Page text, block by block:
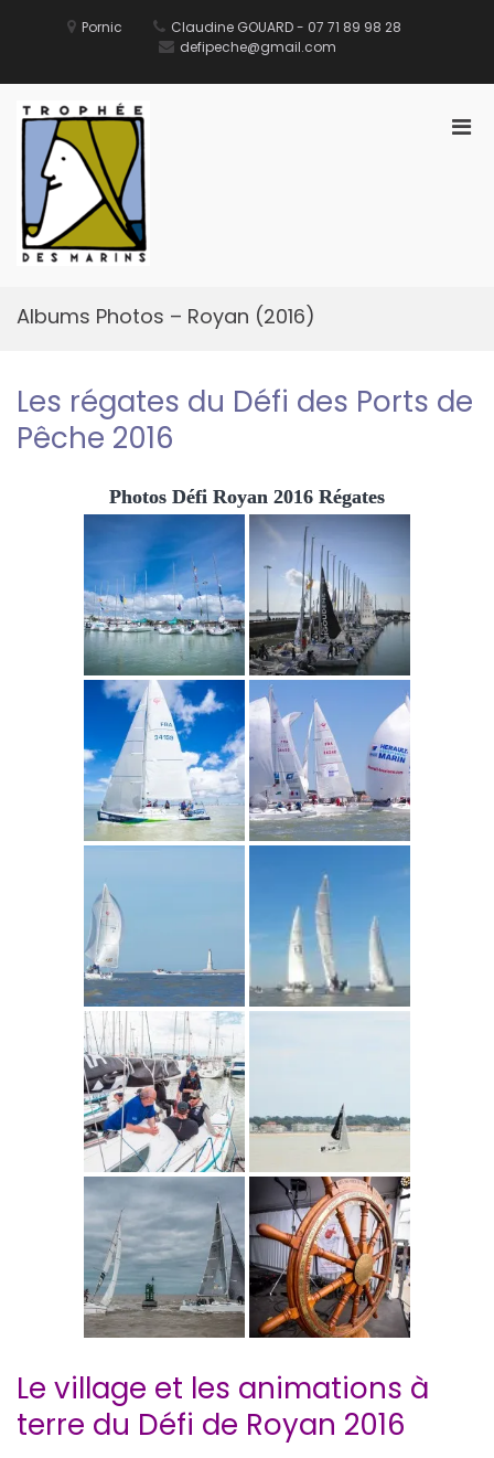
Pornic
Claudine GOUARD - 07 71 89 98 28
defipeche@gmail.com
Albums Photos – Royan (2016)
Les régates du Défi des Ports de
Pêche 2016
Photos Défi Royan 2016 Régates
Le village et les animations à
terre du Défi de Royan 2016